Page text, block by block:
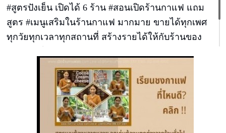
#สูตรปังเย็น เปิดได้ 6 ร้าน #สอนเปิดร้านกาแฟ แถม
สูตร #เมนูเสริมในร้านกาแฟ มากมาย ขายได้ทุกเพศ
ทุกวัยทุกเวลาทุกสถานที่ สร้างรายได้ให้กับร้านของ
บาท มาเป็นคู่ลดเหลือเพียงคนละ2,500 เรียน 9.00-
14.00 วันเดียวจบ